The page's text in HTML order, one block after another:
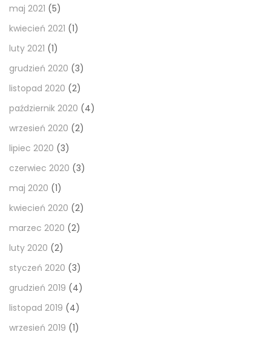
maj 2021 (5)
kwiecień 2021 (1)
luty 2021 (1)
grudzień 2020 (3)
listopad 2020 (2)
październik 2020 (4)
wrzesień 2020 (2)
lipiec 2020 (3)
czerwiec 2020 (3)
maj 2020 (1)
kwiecień 2020 (2)
marzec 2020 (2)
luty 2020 (2)
styczeń 2020 (3)
grudzień 2019 (4)
listopad 2019 (4)
wrzesień 2019 (1)